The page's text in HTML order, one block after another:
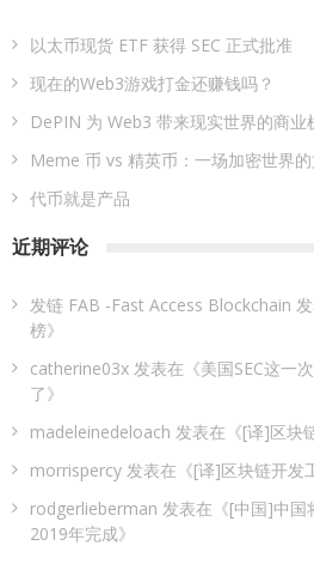
以太币现货 ETF 获得 SEC 正式批准
现在的Web3游戏打金还赚钱吗？
DePIN 为 Web3 带来现实世界的商业
Meme 币 vs 精英币：一场加密世界
代币就是产品
近期评论
发链 FAB -Fast Access Blockchain
榜》
catherine03x 发表在《美国SEC这一
了》
madeleinedeloach 发表在《[译]区块
morrispercy 发表在《[译]区块链开发
rodgerlieberman 发表在《[中国]中国
2019年完成》